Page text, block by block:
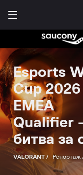
Esports
Cup 2026
EMEA
Qualifier
битва за
VALORANT / Репортаж